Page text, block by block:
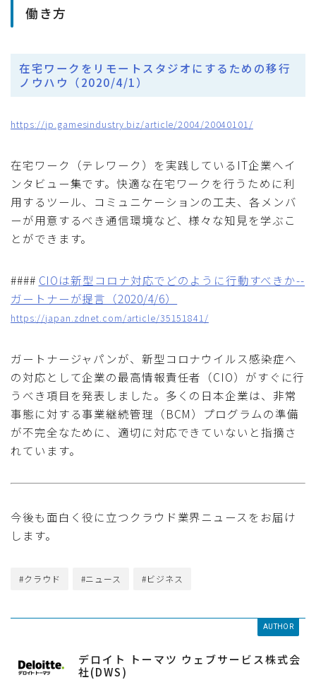
働き方
在宅ワークをリモートスタジオにするための移行
ノウハウ（2020/4/1）
https://jp.gamesindustry.biz/article/2004/20040101/
在宅ワーク（テレワーク）を実践しているIT企業へイ
ンタビュー集です。快適な在宅ワークを行うために利
用するツール、コミュニケーションの工夫、各メンバ
ーが用意するべき通信環境など、様々な知見を学ぶこ
とができます。
#### CIOは新型コロナ対応でどのように行動すべきか--
ガートナーが提言（2020/4/6）
https://japan.zdnet.com/article/35151841/
ガートナージャパンが、新型コロナウイルス感染症へ
の対応として企業の最高情報責任者（CIO）がすぐに行
うべき項目を発表しました。多くの日本企業は、非常
事態に対する事業継続管理（BCM）プログラムの準備
が不完全なために、適切に対応できていないと指摘さ
れています。
今後も面白く役に立つクラウド業界ニュースをお届け
します。
#クラウド #ニュース #ビジネス
AUTHOR
デロイト トーマツ ウェブサービス株式会
社(DWS)